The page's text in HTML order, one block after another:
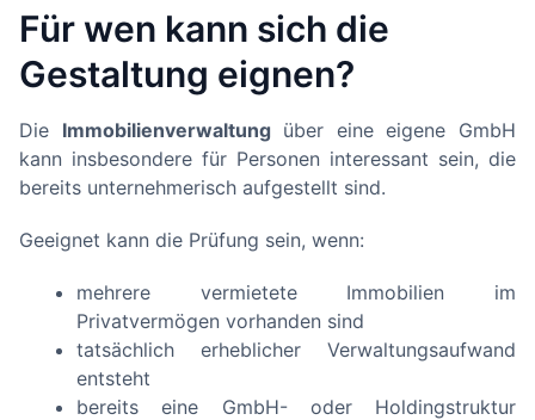
Für wen kann sich die
Gestaltung eignen?
Die Immobilienverwaltungüber eine eigene GmbH
kann insbesondere für Personen interessant sein, die
bereits unternehmerisch aufgestellt sind.
Geeignet kann die Prüfung sein, wenn:
mehrere vermietete Immobilien im
Privatvermögen vorhanden sind
tatsächlich erheblicher Verwaltungsaufwand
entsteht
bereits eine GmbH- oder Holdingstruktur